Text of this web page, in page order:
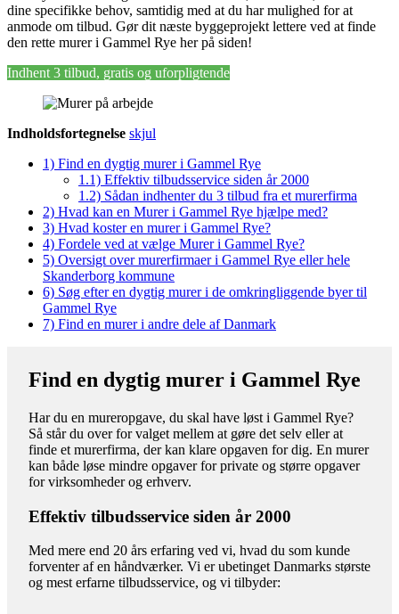
dine specifikke behov, samtidig med at du har mulighed for at
anmode om tilbud. Gør dit næste byggeprojekt lettere ved at finde
den rette murer i Gammel Rye her på siden!
Indhent 3 tilbud, gratis og uforpligtende
Indholdsfortegnelse skjul
1) Find en dygtig murer i Gammel Rye
1.1) Effektiv tilbudsservice siden år 2000
1.2) Sådan indhenter du 3 tilbud fra et murerfirma
2) Hvad kan en Murer i Gammel Rye hjælpe med?
3) Hvad koster en murer i Gammel Rye?
4) Fordele ved at vælge Murer i Gammel Rye?
5) Oversigt over murerfirmaer i Gammel Rye eller hele
Skanderborg kommune
6) Søg efter en dygtig murer i de omkringliggende byer til
Gammel Rye
7) Find en murer i andre dele af Danmark
Find en dygtig murer i Gammel Rye
Har du en mureropgave, du skal have løst i Gammel Rye?
Så står du over for valget mellem at gøre det selv eller at
finde et murerfirma, der kan klare opgaven for dig. En murer
kan både løse mindre opgaver for private og større opgaver
for virksomheder og erhverv.
Effektiv tilbudsservice siden år 2000
Med mere end 20 års erfaring ved vi, hvad du som kunde
forventer af en håndværker. Vi er ubetinget Danmarks største
og mest erfarne tilbudsservice, og vi tilbyder: